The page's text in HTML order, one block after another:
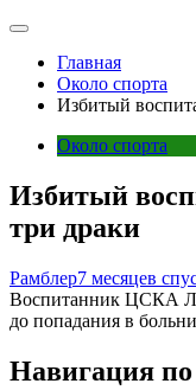
Главная
Около спорта
Избитый
Около спорта
Избитый
три драки
Рамблер7 месяцев
Воспитанник ЦСКА
до попадания в
Навигация